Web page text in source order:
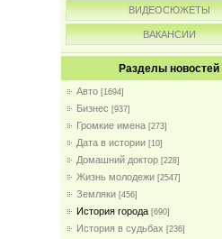
ВИДЕОСЮЖЕТЫ
ВАКАНСИИ
Разделы новостей
Авто [1694]
Бизнес [937]
Громкие имена [273]
Дата в истории [10]
Домашний доктор [228]
Жизнь молодежи [2547]
Земляки [456]
История города [690]
История в судьбах [236]